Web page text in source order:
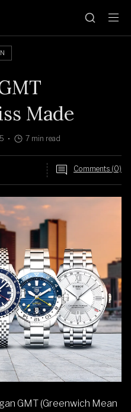
Made
7 min read
Comments (0)
GMT (Greenwich Mean